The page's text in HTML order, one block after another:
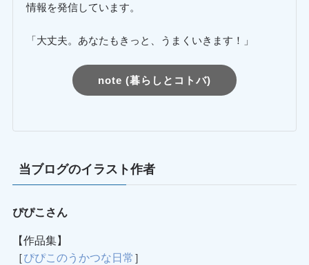
情報を発信しています。
「大丈夫。あなたもきっと、うまくいきます！」
note (暮らしとコトバ)
当ブログのイラスト作者
ぴぴこさん
【作品集】
［ぴぴこのうかつな日常 ］